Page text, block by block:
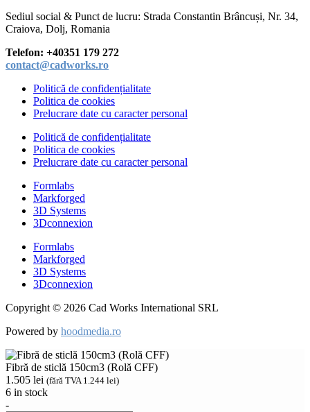
Sediul social & Punct de lucru: Strada Constantin Brâncuși, Nr. 34,
Craiova, Dolj, Romania
Telefon: +40351 179 272
contact@cadworks.ro
Politică de confidențialitate
Politica de cookies
Prelucrare date cu caracter personal
Politică de confidențialitate
Politica de cookies
Prelucrare date cu caracter personal
Formlabs
Markforged
3D Systems
3Dconnexion
Formlabs
Markforged
3D Systems
3Dconnexion
Copyright © 2026 Cad Works International SRL
Powered by hoodmedia.ro
Fibră de sticlă 150cm3 (Rolă CFF)
1.505 lei (fără TVA1.244 lei)
6 in stock
-